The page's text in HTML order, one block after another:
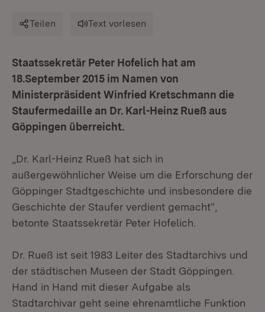
Teilen Text vorlesen
Staatssekretär Peter Hofelich hat am
18.September 2015 im Namen von
Ministerpräsident Winfried Kretschmann die
Staufermedaille an Dr. Karl-Heinz Rueß aus
Göppingen überreicht.
„Dr. Karl-Heinz Rueß hat sich in
außergewöhnlicher Weise um die Erforschung der
Göppinger Stadtgeschichte und insbesondere die
Geschichte der Staufer verdient gemacht“,
betonte Staatssekretär Peter Hofelich.
Dr. Rueß ist seit 1983 Leiter des Stadtarchivs und
der städtischen Museen der Stadt Göppingen.
Hand in Hand mit dieser Aufgabe als
Stadtarchivar geht seine ehrenamtliche Funktion